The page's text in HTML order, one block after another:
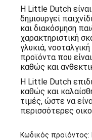
Η Little Dutch
δημιουργεί
και διακόσμηση
χαρακτηριστική
γλυκιά,
προϊόντα που
καθώς και
Η Little Dutch
καθώς και
τιμές, ώστε να
περισσότερες
Κωδικός προϊόντος: